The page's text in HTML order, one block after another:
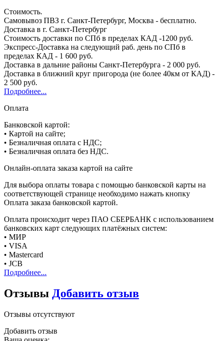
Стоимость.
Самовывоз ПВЗ г. Санкт-Петербург, Москва - бесплатно.
Доставка в г. Санкт-Петербург
Стоимость доставки по СПб в пределах КАД -1200 руб.
Экспресс-Доставка на следующий раб. день по СПб в
пределах КАД - 1 600 руб.
Доставка в дальние районы Санкт-Петербурга - 2 000 руб.
Доставка в ближний круг пригорода (не более 40км от КАД) -
2 500 руб.
Подробнее...
Оплата
Банковской картой:
• Картой на сайте;
• Безналичная оплата с НДС;
• Безналичная оплата без НДС.
Онлайн-оплата заказа картой на сайте
Для выбора оплаты товара с помощью банковской карты на
соответствующей странице необходимо нажать кнопку
Оплата заказа банковской картой.
Оплата происходит через ПАО СБЕРБАНК с использованием
банковских карт следующих платёжных систем:
• МИР
• VISA
• Mastercard
• JCB
Подробнее...
Отзывы Добавить отзыв
Отзывы отсутствуют
Добавить отзыв